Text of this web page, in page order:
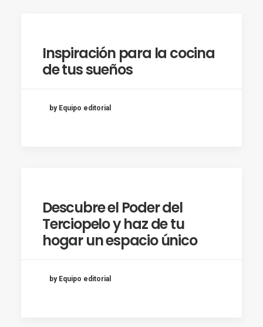
Inspiración para la cocina
de tus sueños
by Equipo editorial
Descubre el Poder del
Terciopelo y haz de tu
hogar un espacio único
by Equipo editorial